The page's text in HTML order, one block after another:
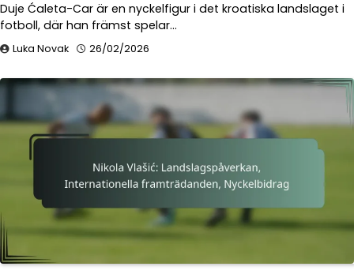
Duje Ćaleta-Car är en nyckelfigur i det kroatiska landslaget i
fotboll, där han främst spelar…
Luka Novak 26/02/2026